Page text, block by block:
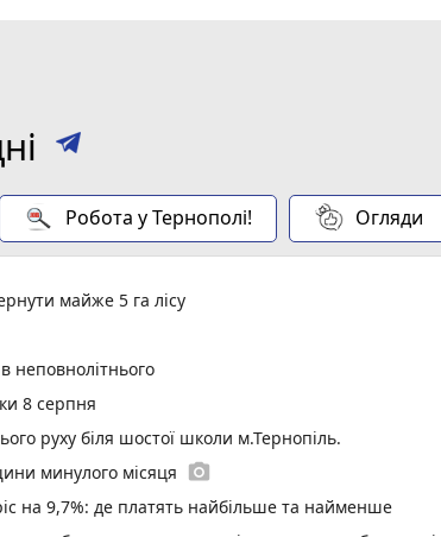
Робота у Тернополі! Огляди
майже 5 га лісу
неповнолітнього
8 серпня
руху біля шостої школи м.Тернопіль.
минулого місяця photo_camera
на 9,7%: де платять найбільше та найменше